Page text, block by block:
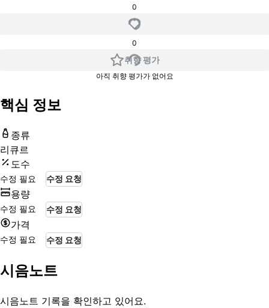
0
0
취향 평가
아직 취향 평가가 없어요
핵심 정보
종류
리큐르
도수
수정 필요 수정 요청
용량
수정 필요 수정 요청
가격
수정 필요 수정 요청
시음노트
시음노트 기록을 확인하고 있어요.